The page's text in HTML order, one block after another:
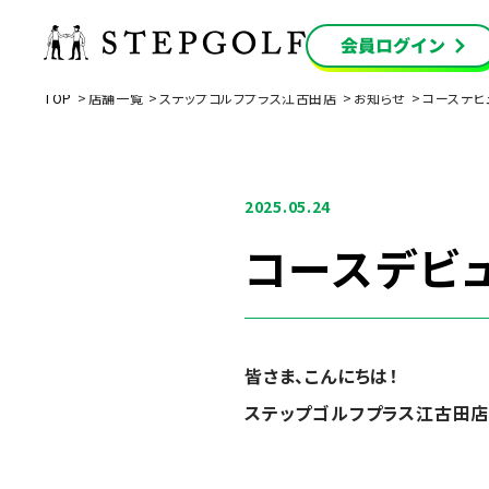
TOP 店舗一覧 ステップゴルフプラス江古田店 お知らせ コースデビ
2025.05.24
コースデビ
皆さま、こんにちは！
ステップゴルフプラス江古田店